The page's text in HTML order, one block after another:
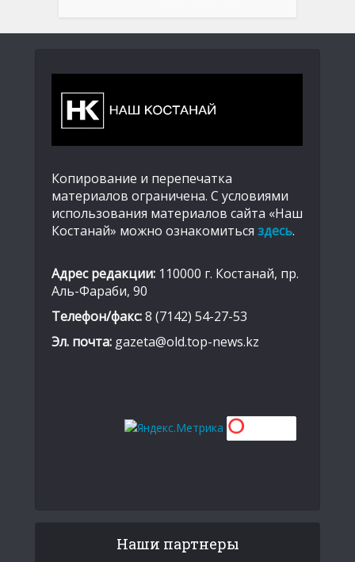
Копирование и перепечатка
материалов ограничена. С условиями
использования материалов сайта «Наш
Костанай» можно ознакомиться здесь.
Адрес редакции: 110000 г. Костанай, пр.
Аль-Фараби, 90
Телефон/факс:8 (7142) 54-27-53
Эл. почта: gazeta@old.top-news.kz
Наши партнеры